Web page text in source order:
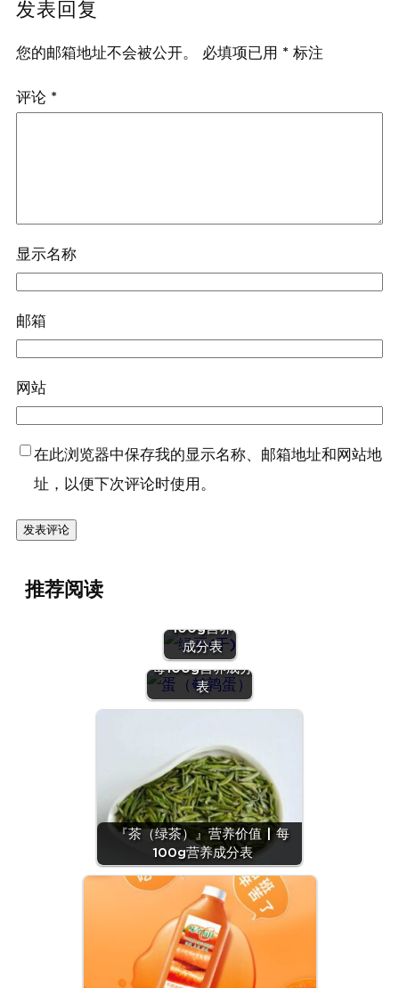
发表回复
您的邮箱地址不会被公开。 必填项已用 * 标注
评论 *
显示名称
邮箱
网站
在此浏览器中保存我的显示名称、邮箱地址和网站地
址，以便下次评论时使用。
推荐阅读
100g营养
成分表
『蛋（鹌鹑
蛋）』营养价值 |
每100g营养成分
表
『茶（绿茶）』营养价值 | 每
100g营养成分表